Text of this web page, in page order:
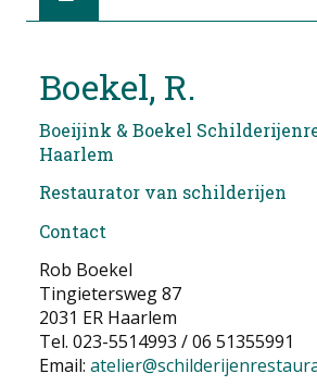
OVER A.R.A.
DE RESTAURATOREN
VIND EEN RESTAURATOR
EDUCATIE
NIEUWS
Boekel, R.
Boeijink & Boekel
Haarlem
Restaurator van schilderijen
Contact
Rob Boekel
Tingietersweg 87
2031 ER Haarlem
Tel. 023-5514993 / 06 51355991
Email: